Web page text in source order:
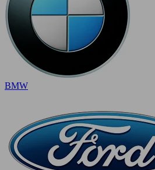
BMW